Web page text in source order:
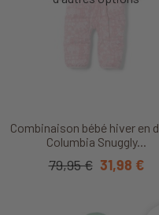
Combinaison bébé hiver en
Columbia Snuggly...
79,95 € 31,98 €